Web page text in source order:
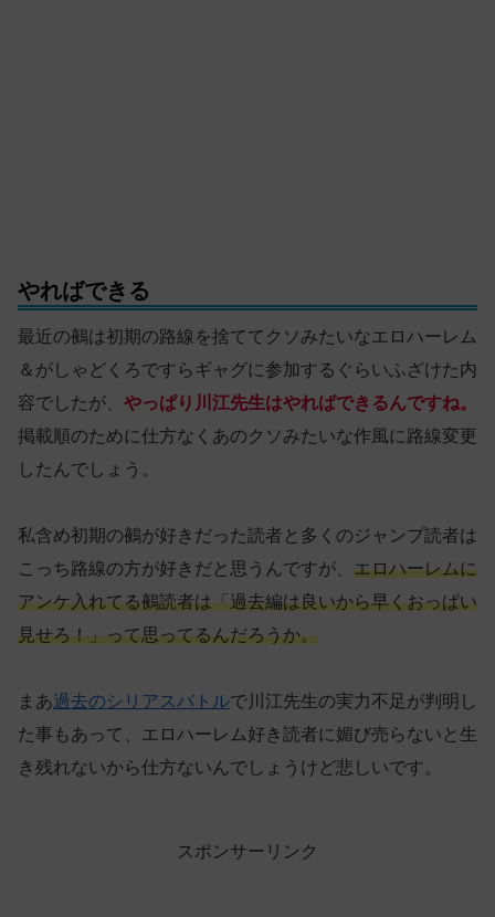
やればできる
最近の鵺は初期の路線を捨ててクソみたいなエロハーレム
＆がしゃどくろですらギャグに参加するぐらいふざけた内
容でしたが、 やっぱり川江先生はやればできるんですね。
掲載順のために仕方なくあのクソみたいな作風に路線変更
したんでしょう。
私含め初期の鵺が好きだった読者と多くのジャンプ読者は
こっち路線の方が好きだと思うんですが、 エロハーレムに
アンケ入れてる鵺読者は「過去編は良いから早くおっぱい
見せろ！」って思ってるんだろうか。
まあ過去のシリアスバトルで川江先生の実力不足が判明し
た事もあって、エロハーレム好き読者に媚び売らないと生
き残れないから仕方ないんでしょうけど悲しいです。
スポンサーリンク